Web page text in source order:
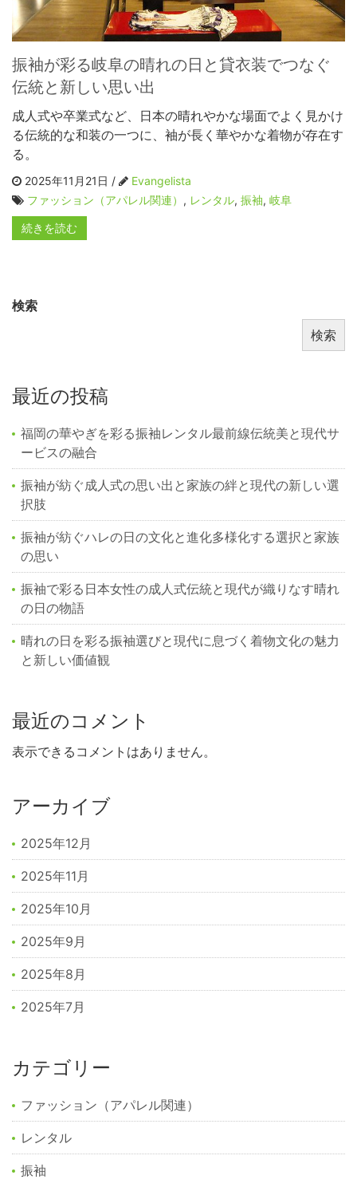
振袖が彩る岐阜の晴れの日と貸衣装でつなぐ
伝統と新しい思い出
成人式や卒業式など、日本の晴れやかな場面でよく見かけ
る伝統的な和装の一つに、袖が長く華やかな着物が存在す
る。
2025年11月21日 /
Evangelista
ファッション（アパレル関連） , レンタル, 振袖, 岐阜
続きを読む
検索
検索
最近の投稿
福岡の華やぎを彩る振袖レンタル最前線伝統美と現代サ
ービスの融合
振袖が紡ぐ成人式の思い出と家族の絆と現代の新しい選
択肢
振袖が紡ぐハレの日の文化と進化多様化する選択と家族
の思い
振袖で彩る日本女性の成人式伝統と現代が織りなす晴れ
の日の物語
晴れの日を彩る振袖選びと現代に息づく着物文化の魅力
と新しい価値観
最近のコメント
表示できるコメントはありません。
アーカイブ
2025年12月
2025年11月
2025年10月
2025年9月
2025年8月
2025年7月
カテゴリー
ファッション（アパレル関連）
レンタル
振袖